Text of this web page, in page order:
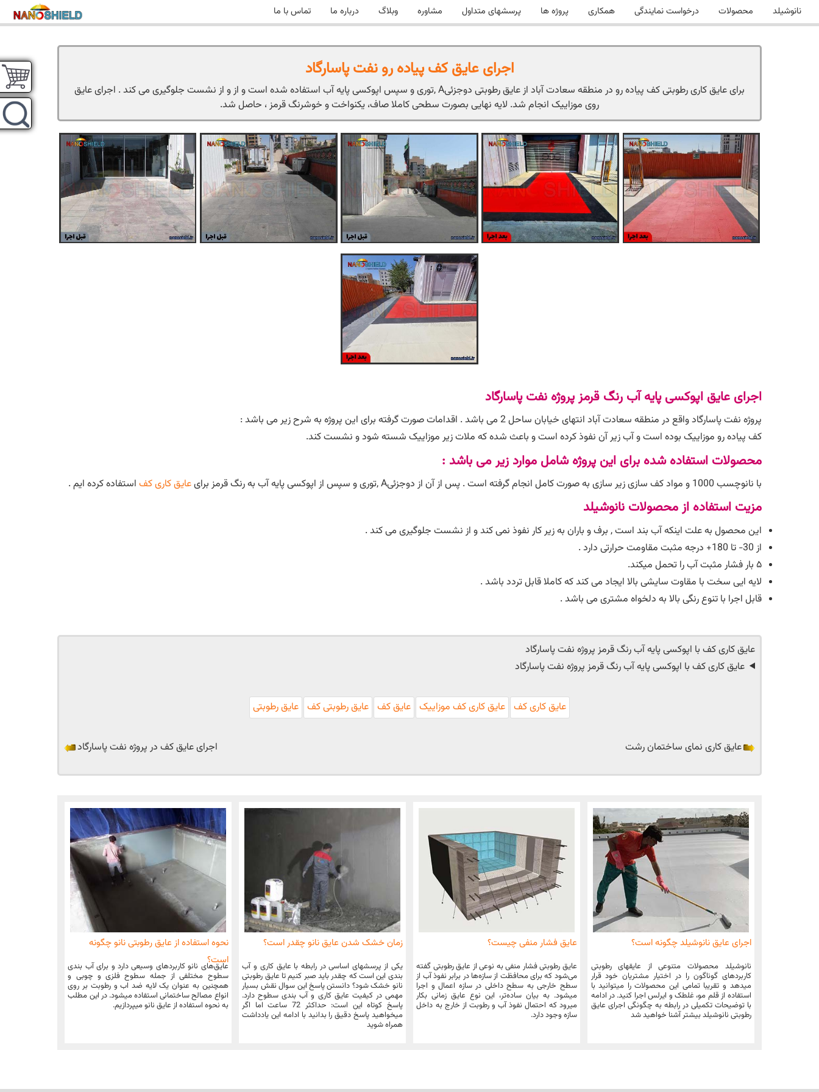
نانوشیلد محصولات درخواست نمایندگی همکاری پروژه ها پرسشهای متداول مشاوره وبلاگ درباره ما تماس با ما
اجرای عایق کف پیاده رو نفت پاسارگاد
برای عایق کاری رطوبتی کف پیاده رو در منطقه سعادت آباد از عایق رطوبتی دوجزئیA ,توری و سپس اپوکسی پایه آب استفاده شده است و از و از نشست جلوگیری می کند . اجرای عایق
روی موزاییک انجام شد. لایه نهایی بصورت سطحی کاملا صاف، یکنواخت و خوشرنگ قرمز ، حاصل شد.
اجرای عایق اپوکسی پایه آب رنگ قرمز پروژه نفت پاسارگاد
پروژه نفت پاسارگاد واقع در منطقه سعادت آباد انتهای خیابان ساحل 2 می باشد . اقدامات صورت گرفته برای این پروژه به شرح زیر می باشد :
کف پیاده رو موزاییک بوده است و آب زیر آن نفوذ کرده است و باعث شده که ملات زیر موزاییک شسته شود و نشست کند.
محصولات استفاده شده برای این پروژه شامل موارد زیر می باشد :
با نانوچسب 1000 و مواد کف سازی زیر سازی به صورت کامل انجام گرفته است . پس از آن از دوجزئیA ,توری و سپس از اپوکسی پایه آب به رنگ قرمز برای عایق کاری کف استفاده کرده ایم .
مزیت استفاده از محصولات نانوشیلد
این محصول به علت اینکه آب بند است , برف و باران به زیر کار نفوذ نمی کند و از نشست جلوگیری می کند .
از 30- تا 180+ درجه مثبت مقاومت حرارتی دارد .
۵ بار فشار مثبت آب را تحمل میکند.
لایه ایی سخت با مقاوت سایشی بالا ایجاد می کند که کاملا قابل تردد باشد .
قابل اجرا با تنوع رنگی بالا به دلخواه مشتری می باشد .
عایق کاری کف با اپوکسی پایه آب رنگ قرمز پروژه نفت پاسارگاد
عایق کاری کف با اپوکسی پایه آب رنگ قرمز پروژه نفت پاسارگاد
عایق کاری کف عایق کاری کف موزاییک عایق کف عایق رطوبتی کف عایق رطوبتی
عایق کاری نمای ساختمان رشت اجرای عایق کف در پروژه نفت پاسارگاد
اجرای عایق نانوشیلد چگونه است؟
نانوشیلد محصولات متنوعی از عایقهای رطوبتی
کاربردهای گوناگون را در اختیار مشتریان خود قرار
میدهد و تقریبا تمامی این محصولات را میتوانید با
استفاده از قلم مو، غلطک و ایرلس اجرا کنید. در ادامه
با توضیحات تکمیلی در رابطه به چگونگی اجرای عایق
رطوبتی نانوشیلد بیشتر آشنا خواهید شد
عایق فشار منفی چیست؟
عایق رطوبتی فشار منفی به نوعی از عایق رطوبتی گفته
می‌شود که برای محافظت از سازه‌ها در برابر نفوذ آب از
سطح خارجی به سطح داخلی در سازه اعمال و اجرا
میشود. به بیان ساده‌تر، این نوع عایق زمانی بکار
میرود که احتمال نفوذ آب و رطوبت از خارج به داخل
سازه وجود دارد.
زمان خشک شدن عایق نانو چقدر است؟
یکی از پرسشهای اساسی در رابطه با عایق کاری و آب
بندی این است که چقدر باید صبر کنیم تا عایق رطوبتی
نانو خشک شود؟ دانستن پاسخ این سوال نقش بسیار
مهمی در کیفیت عایق کاری و آب بندی سطوح دارد.
پاسخ کوتاه این است: حداکثر 72 ساعت اما اگر
میخواهید پاسخ دقیق را بدانید با ادامه این یادداشت
همراه شوید
نحوه استفاده از عایق رطوبتی نانو چگونه
است؟
عایق‌های نانو کاربردهای وسیعی دارد و برای آب بندی
سطوح مختلفی از جمله سطوح فلزی و چوبی و
همچنین به عنوان یک لایه ضد اب و رطوبت بر روی
انواع مصالح ساختمانی استفاده میشود. در این مطلب
به نحوه استفاده از عایق نانو میپردازیم.